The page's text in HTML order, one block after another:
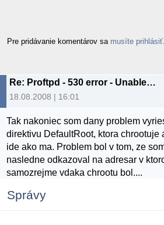
Pre pridávanie komentárov sa musíte prihlásiť
Re: Proftpd - 530 error - Unable to set anonymous privileges
18.08.2008 | 16:01
Tak nakoniec som dany problem
direktivu DefaultRoot, ktora chrootuje
ide ako ma. Problem bol v tom, ze
nasledne odkazoval na adresar v
samozrejme vdaka chrootu bol....
Správy